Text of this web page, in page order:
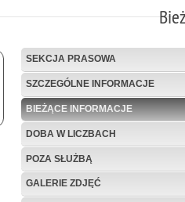
SEKCJA PRASOWA
SZCZEGÓLNE INFORMACJE
BIEŻĄCE INFORMACJE
DOBA W LICZBACH
POZA SŁUŻBĄ
GALERIE ZDJĘĆ